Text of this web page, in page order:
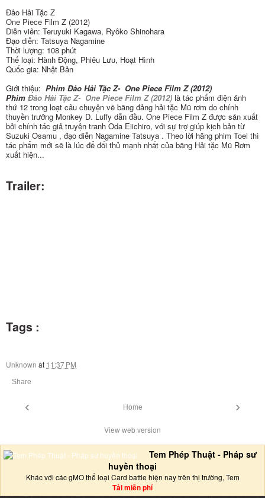
Đảo Hải Tặc Z
One Piece Film Z (2012)
Diễn viên: Teruyuki Kagawa, Ryôko Shinohara
Đạo diễn: Tatsuya Nagamine
Thời lượng: 108 phút
Thể loại: Hành Động, Phiêu Lưu, Hoạt Hình
Quốc gia: Nhật Bản
Giới thiệu: Phim Đảo Hải Tặc Z- One Piece Film Z (2012)
Phim Đảo Hải Tặc Z- One Piece Film Z (2012) là tác phẩm điện ảnh
thứ 12 trong loạt câu chuyện về băng đảng hải tặc Mũ rơm do chính
thuyền trưởng Monkey D. Luffy dẫn đầu. One Piece Film Z được sản xuất
bởi chính tác giả truyện tranh Oda Eiichiro, với sự trợ giúp kịch bản từ
Suzuki Osamu , đạo diễn Nagamine Tatsuya . Theo lời hãng phim Toei thì
tác phẩm mới sẽ là lúc để đối thủ mạnh nhất của băng Hải tặc Mũ Rơm
xuất hiện...
Trailer:
Tags :
Unknown at 11:37 PM
Share
‹ ›
Home
View web version
Tem Phép Thuật - Pháp sư
huyền thoại
Khác với các gMO thể loại Card battle hiện nay trên thị trường, Tem
Tải miễn phí